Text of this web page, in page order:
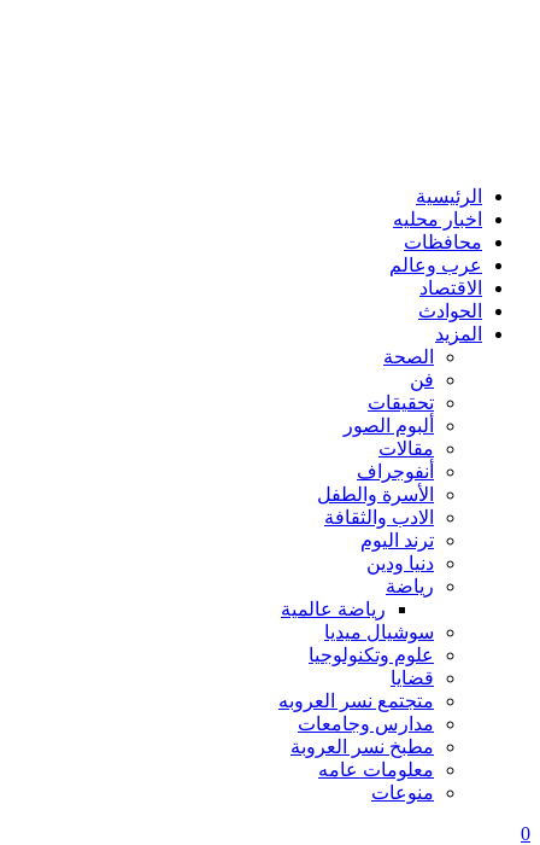
الرئيسية
اخبار محليه
محافظات
عرب وعالم
الاقتصاد
الحوادث
المزيد
الصحة
فن
تحقيقات
ألبوم الصور
مقالات
أنفوجراف
الأسرة والطفل
الادب والثقافة
ترند اليوم
دنيا ودين
رياضة
رياضة عالمية
سوشيال ميديا
علوم وتكنولوجيا
قضايا
متجتمع نسر العروبه
مدارس وجامعات
مطبخ نسر العروبة
معلومات عامه
منوعات
0